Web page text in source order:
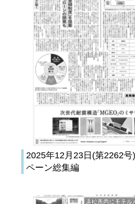
2025年12月23日(第2262
ペーン総集編